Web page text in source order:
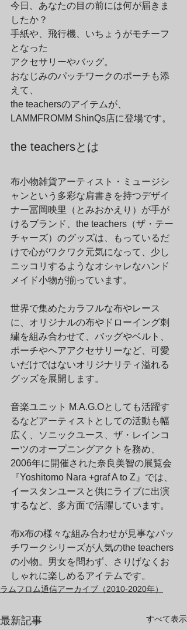
今日、あなたの目の前には何が届きま
したか？
手紙や、飛行機、いちょうがモチーフ
となった
アクセサリーやバッグ。
おなじみのパッチワークのポーチも添
えて、
the teachersのアイテムが、
LAMMFROMM ShinQs店に登場です。
the teachersとは
布小物雑貨アーティスト・ミュージシ
ャンという多彩な肩書きを持つデザイ
ナー冨岡映里（とみおかえり）が手が
けるブランド、the teachers（ザ・テー
チャーズ）のグッズは、もっているだ
けで心がワクワク元気になって、少し
ニッコリするようなオシャレなハンド
メイド小物が揃っています。
世界で集めたカラフルな布やレース
に、オリジナルの布やドローイング刺
繍を組み合わせて、バッグやベルト、
ポーチやヘアアクセサリーなど、可愛
いだけではないオリジナリティ溢れる
グッズを展開します。
音楽ユニット M.A.G.Oとしても活躍す
るなどアーティストとしての活動も幅
広く、ソニックユース、ザ・レインコ
ーツのオープニングアクトを務め、
2006年に開催された奈良美智の展覧会
『Yoshitomo Nara +graf A to Z』では、
イースタンユースと供にライブに出演
するなど、多方面で活躍しています。
布x布の様々な組み合わせが見事なパッ
チワークシリーズが人気のthe teachers
の小物。男女を問わず、さりげなくお
しゃれに楽しめるアイテムです。
ラムフロム通信アーカイブ（2010-2020年）
最新記事 すべて表示